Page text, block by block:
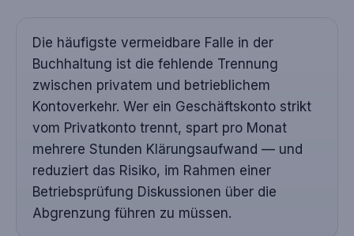
Die häufigste vermeidbare Falle in der
Buchhaltung ist die fehlende Trennung
zwischen privatem und betrieblichem
Kontoverkehr. Wer ein Geschäftskonto strikt
vom Privatkonto trennt, spart pro Monat
mehrere Stunden Klärungsaufwand — und
reduziert das Risiko, im Rahmen einer
Betriebsprüfung Diskussionen über die
Abgrenzung führen zu müssen.